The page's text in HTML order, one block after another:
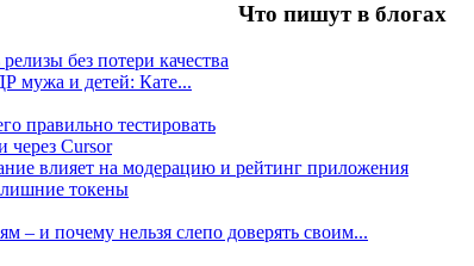
Что пишут в блогах
без потери качества
мужа и детей: Кате...
правильно тестировать
через Cursor
влияет на модерацию и рейтинг приложения
токены
– и почему нельзя слепо доверять своим...